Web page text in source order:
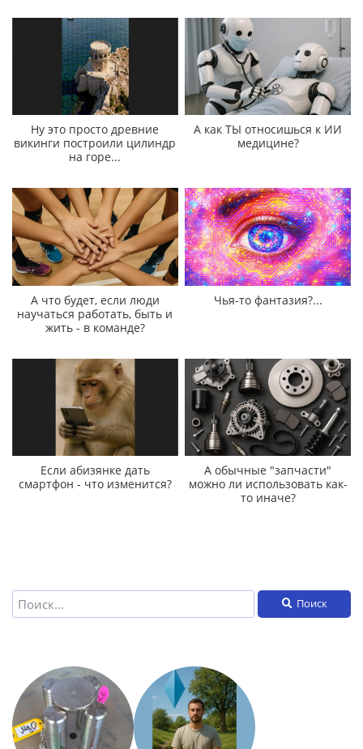
Ну это просто древние
викинги построили цилиндр
на горе...
А как ТЫ относишься к ИИ
медицине?
А что будет, если люди
научаться работать, быть и
жить - в команде?
Чья-то фантазия?...
Если абизянке дать
смартфон - что изменится?
А обычные "запчасти"
можно ли использовать как-
то иначе?
Поиск